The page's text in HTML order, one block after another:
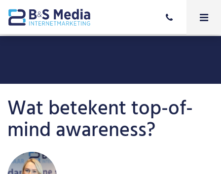
Wat betekent top-of-
mind awareness?